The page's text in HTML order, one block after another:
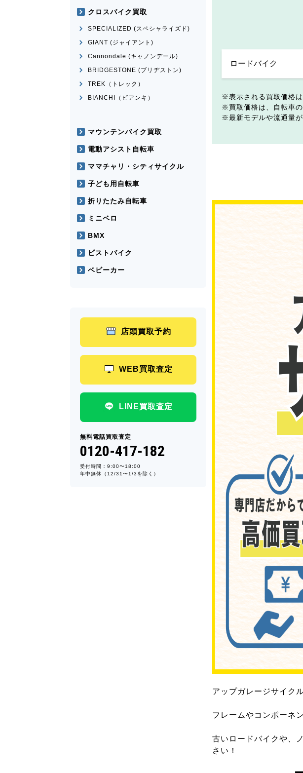
表示される買取価格
買取価格は、自転車
最新モデルや流通量
アップガレージサイク
フレームやコンポーネ
古いロードバイクや、
さい！
クロスバイク買取
SPECIALIZED (スペシャライズド)
GIANT (ジャイアント)
Cannondale (キャノンデール)
BRIDGESTONE (ブリヂストン)
TREK（トレック）
BIANCHI（ビアンキ）
マウンテンバイク買取
電動アシスト自転車
ママチャリ・シティサイクル
子ども用自転車
折りたたみ自転車
ミニベロ
BMX
ピストバイク
ベビーカー
店頭買取予約
WEB買取査定
LINE買取査定
無料電話買取査定
0120-417-182
受付時間：9:00〜18:00
年中無休（12/31〜1/3を除く）